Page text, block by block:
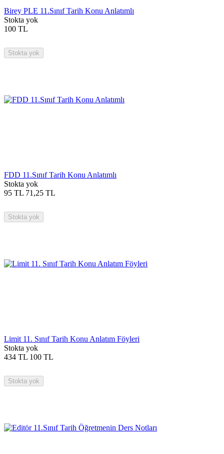
Birey PLE 11.Sınıf Tarih Konu Anlatımlı
Stokta yok
100 TL
Stokta yok
FDD 11.Sınıf Tarih Konu Anlatımlı
Stokta yok
95 TL 71,25 TL
Stokta yok
Limit 11. Sınıf Tarih Konu Anlatım Föyleri
Stokta yok
434 TL 100 TL
Stokta yok